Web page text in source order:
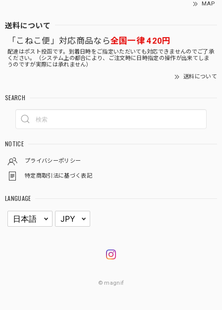
MAP
送料について
「こねこ便」対応商品なら全国一律 420円
配達はポスト投函です。到着日時をご指定いただいても対応できませんのでご了承
ください。（システム上の都合により、ご注文時に日時指定の操作が出来てしま
うのですが実際には承れません）
送料について
SEARCH
NOTICE
プライバシーポリシー
特定商取引法に基づく表記
LANGUAGE
© magnif